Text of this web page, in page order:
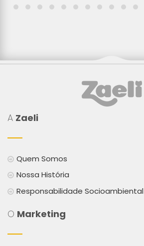
A Zaeli
Quem Somos
Nossa História
Responsabilidade Socioambiental
O Marketing